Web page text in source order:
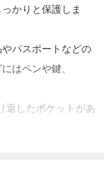
かりと保護しま
パスポートなどの
はペンや鍵、
返したポケットがあ
ており、収納の柔